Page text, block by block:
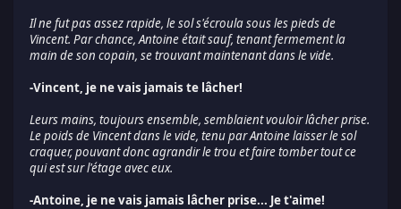
Il ne fut pas assez rapide, le sol s'écroula sous les pieds de
Vincent. Par chance, Antoine était sauf, tenant fermement la
main de son copain, se trouvant maintenant dans le vide.
-Vincent, je ne vais jamais te lâcher!
Leurs mains, toujours ensemble, semblaient vouloir lâcher prise.
Le poids de Vincent dans le vide, tenu par Antoine laisser le sol
craquer, pouvant donc agrandir le trou et faire tomber tout ce
qui est sur l'étage avec eux.
-Antoine, je ne vais jamais lâcher prise... Je t'aime!